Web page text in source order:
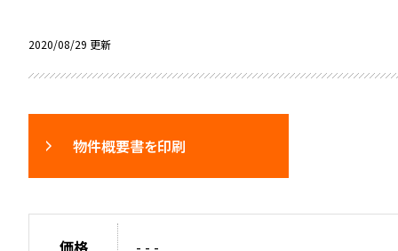
2020/08/29 更新
物件概要書を印刷
価格 - - -